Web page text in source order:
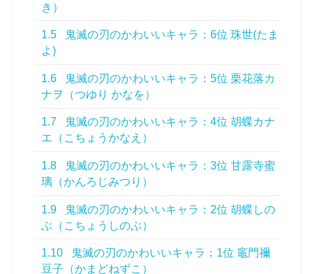
き）
1.5
鬼滅の刃のかわいいキャラ：6位 珠世(たま
よ)
1.6
鬼滅の刃のかわいいキャラ：5位 栗花落カ
ナヲ（つゆり かなを）
1.7
鬼滅の刃のかわいいキャラ：4位 胡蝶カナ
エ（こちょうかなえ）
1.8
鬼滅の刃のかわいいキャラ：3位 甘露寺蜜
璃（かんろじみつり）
1.9
鬼滅の刃のかわいいキャラ：2位 胡蝶しの
ぶ（こちょうしのぶ）
1.10
鬼滅の刃のかわいいキャラ：1位 竈門禰
豆子（かまどねずこ）